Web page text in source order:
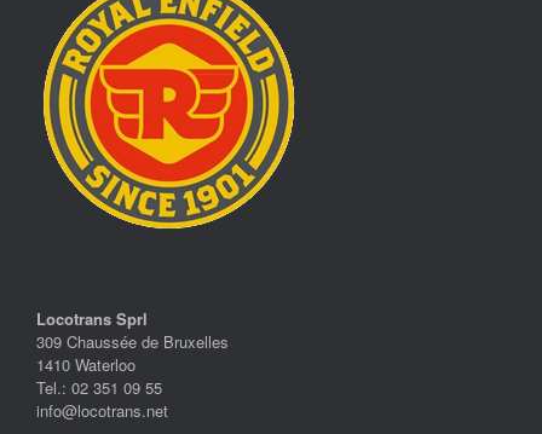
Locotrans Sprl
309 Chaussée de Bruxelles
1410 Waterloo
Tel.: 02 351 09 55
info@locotrans.net